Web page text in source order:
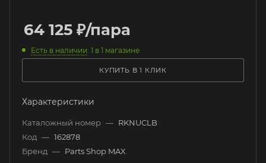
64 125 ₽/пара
Есть в наличии: 1 в 1 магазине
КУПИТЬ В 1 КЛИК
Характеристики
Каталожный номер — RKNUCLB
Код — 162878
Бренд — Parts Shop MAX